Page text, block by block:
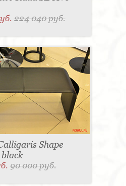
224 040 руб.
Shape
90 000 руб.